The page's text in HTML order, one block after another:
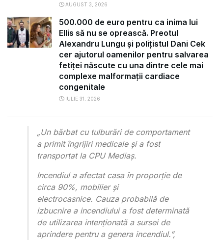
AUGUST 3, 2026
500.000 de euro pentru ca inima lui
Ellis să nu se oprească. Preotul
Alexandru Lungu și polițistul Dani Cek
cer ajutorul oamenilor pentru salvarea
fetiței născute cu una dintre cele mai
complexe malformații cardiace
congenitale
IULIE 31, 2026
„Un bărbat cu tulburări de comportament
a primit îngrijiri medicale și a fost
transportat la CPU Mediaș.
Incendiul a afectat casa în proporție de
circa 90%, mobilier și
electrocasnice. Cauza probabilă de
izbucnire a incendiului a fost determinată
de utilizarea intenționată a sursei de
aprindere pentru a genera incendiul.”,